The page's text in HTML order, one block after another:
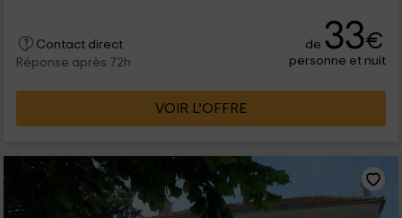
Contact direct
Réponse après 72h
de 33€
personne et nuit
VOIR L’OFFRE